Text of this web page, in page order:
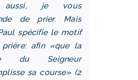
je vous
de prier. Mais
spécifie le motif
afin «que la
du Seigneur
sa course» (2